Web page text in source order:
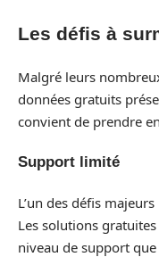
Les défis à
Malgré leurs
données gratuits
convient de prendre
Support limité
L’un des défis
Les solutions
niveau de support